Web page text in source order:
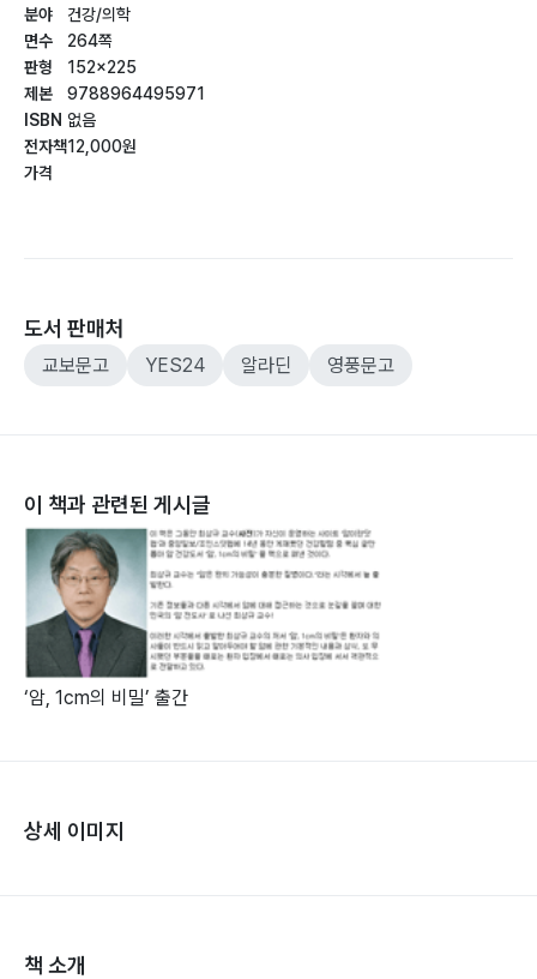
분야
면수
판형
제본
ISBN
전자책
가격
건강/의학
264쪽
152×225
9788964495971
없음
12,000원
도서 판매처
교보문고 YES24 알라딘 영풍문고
이 책과 관련된 게시글
‘암, 1cm의 비밀’ 출간
상세 이미지
책 소개